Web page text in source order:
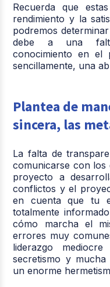
Recuerda que
rendimiento y la
podremos
debe a una
conocimiento en el
sencillamente, una
Plantea de
sincera, las
La falta de
comunicarse con los
proyecto a
conflictos y el
en cuenta que tu
totalmente
cómo marcha el
errores muy
liderazgo
secretismo y
un enorme